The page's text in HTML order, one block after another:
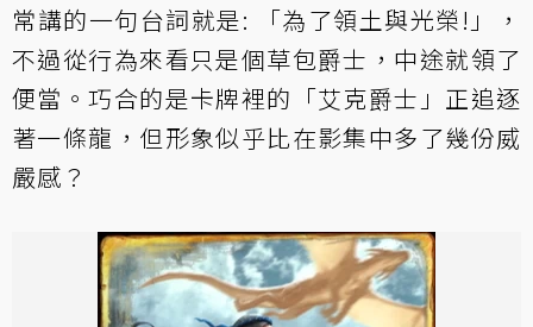
常講的一句台詞就是: 「為了領土與光榮!」，
不過從行為來看只是個草包爵士，中途就領了
便當。巧合的是卡牌裡的「艾克爵士」正追逐
著一條龍，但形象似乎比在影集中多了幾份威
嚴感？